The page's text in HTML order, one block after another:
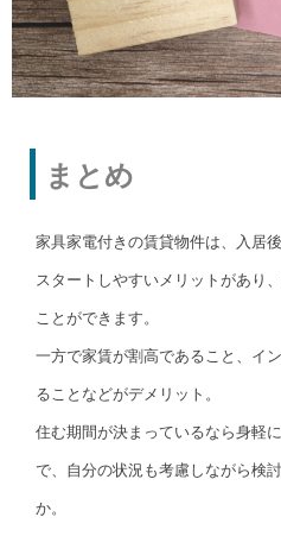
まとめ
家具家電付きの賃貸物件は、入居
スタートしやすいメリットがあり
ことができます。
一方で家賃が割高であること、イ
ることなどがデメリット。
住む期間が決まっているなら身軽
で、自分の状況も考慮しながら検
か。